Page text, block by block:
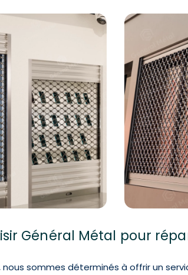
Général Métal pour
nous sommes déterminés à offrir un